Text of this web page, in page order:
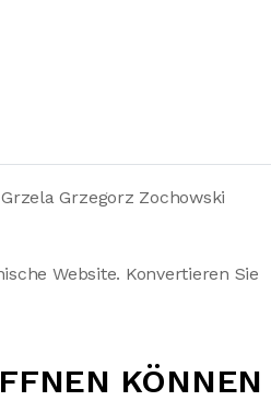
Grzegorz Zochowski
Website. Konvertieren Sie
KÖNNEN